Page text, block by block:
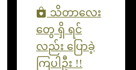
သိတာလေး
တွေ ရှိ ရင်
လည်း ပြောခဲ့
ကြပါဦး !!